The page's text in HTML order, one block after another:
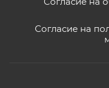
Согласие на